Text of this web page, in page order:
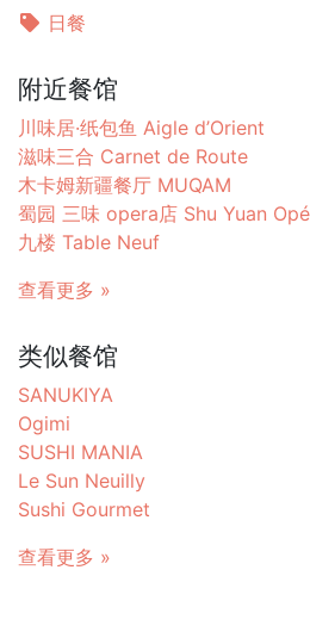
日餐
附近餐馆
川味居·纸包鱼 Aigle d’Orient
滋味三合 Carnet de Route
木卡姆新疆餐厅 MUQAM
蜀园 三味 opera店 Shu Yuan
九楼 Table Neuf
查看更多 »
类似餐馆
SANUKIYA
Ogimi
SUSHI MANIA
Le Sun Neuilly
Sushi Gourmet
查看更多 »